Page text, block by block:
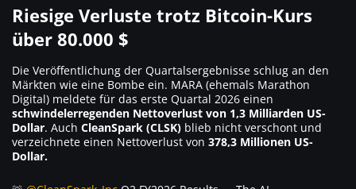
Riesige Verluste trotz Bitcoin-Kurs
über 80.000 $
Die Veröffentlichung der Quartalsergebnisse schlug an den
Märkten wie eine Bombe ein. MARA (ehemals Marathon
Digital) meldete für das erste Quartal 2026 einen
schwindelerregenden Nettoverlust von 1,3 Milliarden US-
Dollar. Auch CleanSpark (CLSK) blieb nicht verschont und
verzeichnete einen Nettoverlust von 378,3 Millionen US-
Dollar.